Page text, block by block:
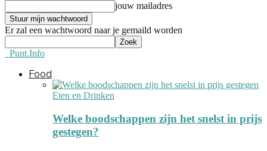
jouw mailadres
Er zal een wachtwoord naar je gemaild worden
Punt.Info
Food
Eten en Drinken
Welke boodschappen zijn het snelst in prijs
gestegen?